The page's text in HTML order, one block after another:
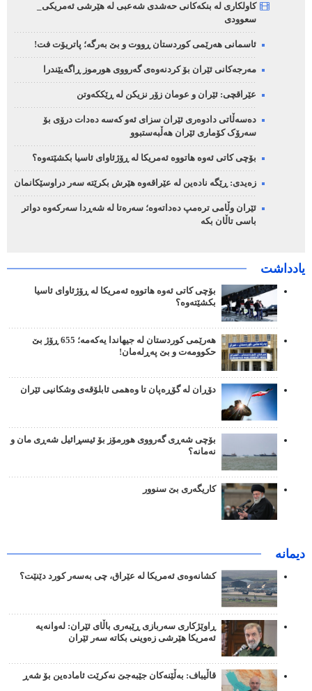
کاولکاری لە بنکەکانی حەشدی شەعبی لە هێرشی ئەمریکی_
سعوودی
ئاسمانی هەرێمی کوردستان ڕووت و بێ بەرگە؛ پاتریۆت فت!
مەرجەکانی ئێران بۆ کردنەوەی گەرووی هورموز ڕاگەیێندرا
عێراقچی: ئێران و عومان زۆر نزیکن لە ڕێککەوتن
دەسەڵاتی دادوەری ئێران سزای ئەو کەسە دەدات درۆی بۆ
سەرۆک کۆماری ئێران هەڵبەستبوو
بۆچی کاتی ئەوە هاتووە ئەمریکا لە ڕۆژئاوای ئاسیا بکشێتەوە؟
زەیدی: ڕێگە نادەین لە عێراقەوە هێرش بکرێتە سەر دراوسێکانمان
ئێران وڵامی ترەمپ دەداتەوە؛ سەرەتا لە شەڕدا سەرکەوە دواتر
باسی تاڵان بکە
یادداشت
بۆچی کاتی ئەوە هاتووە ئەمریکا لە ڕۆژئاوای ئاسیا
بکشێتەوە؟
هەرێمی کوردستان لە جیهاندا یەکەمە؛ 655 ڕۆژ بێ
حکوومەت و بێ پەڕلەمان!
دۆڕان لە گۆڕەپان تا وەهمی ئابلۆقەی وشکانیی ئێران
بۆچی شەڕی گەرووی هورمۆز بۆ ئیسڕائیل شەڕی مان و
نەمانە؟
کاریگەری بێ سنوور
دیمانە
کشانەوەی ئەمریکا لە عێراق، چی بەسەر کورد دێنێت؟
ڕاوێژکاری سەربازی ڕێبەری باڵای ئێران: لەوانەیە
ئەمریکا هێرشی زەوینی بکاتە سەر ئێران
قاڵیباف: بەڵێنەکان جێبەجێ نەکرێت ئامادەین بۆ شەڕ